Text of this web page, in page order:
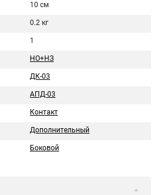
10 см
0.2 кг
1
НО+НЗ
ДК-03
АПД-03
Контакт
Дополнительный
Боковой